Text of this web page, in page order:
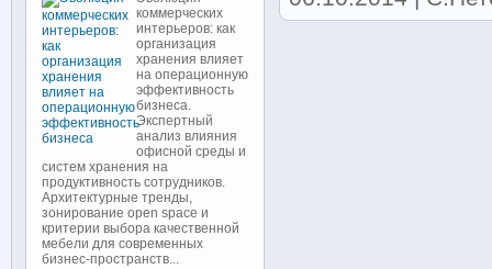
коммерческих
интерьеров: как
организация
хранения влияет
на операционную
эффективность
бизнеса.
Экспертный
анализ влияния
офисной среды и
систем хранения на
продуктивность сотрудников.
Архитектурные тренды,
зонирование open space и
критерии выбора качественной
мебели для современных
бизнес-пространств...